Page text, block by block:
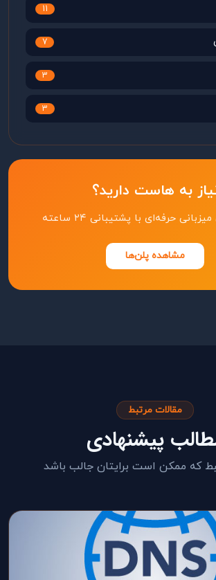
11
7
3
3
به هاست دارید؟
حرفه‌ای با پشتیبانی ۲۴ ساعته
مشاهده پلن‌ها
مقالات مرتبط
پیشنهادی
که ممکن است برایتان جالب باشد